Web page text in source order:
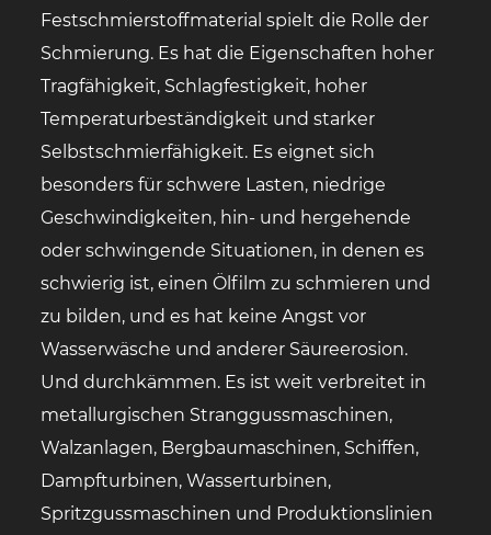
Festschmierstoffmaterial spielt die Rolle der
Schmierung. Es hat die Eigenschaften hoher
Tragfähigkeit, Schlagfestigkeit, hoher
Temperaturbeständigkeit und starker
Selbstschmierfähigkeit. Es eignet sich
besonders für schwere Lasten, niedrige
Geschwindigkeiten, hin- und hergehende
oder schwingende Situationen, in denen es
schwierig ist, einen Ölfilm zu schmieren und
zu bilden, und es hat keine Angst vor
Wasserwäsche und anderer Säureerosion.
Und durchkämmen. Es ist weit verbreitet in
metallurgischen Stranggussmaschinen,
Walzanlagen, Bergbaumaschinen, Schiffen,
Dampfturbinen, Wasserturbinen,
Spritzgussmaschinen und Produktionslinien